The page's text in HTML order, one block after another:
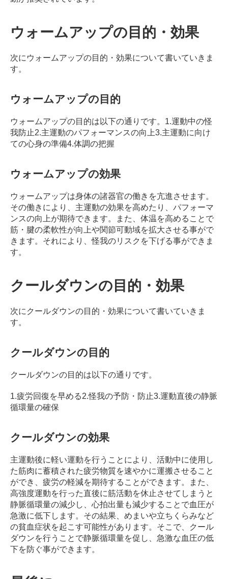
由
丘
ウォームアップの目的・効果
次にウォームアップの目的・効果について書いていきま
す。
ウォームアップの目的
ウォームアップの目的は以下の通りです。 1.運動中の怪
我防止2.主運動のパフォーマンスの向上3.主運動に向け
ての心身の準備4.体調の把握
ウォームアップの効果
ウォームアップは身体の諸器官の働きを亢進させます。
その働きにより、主運動の効果を高めたり、パフォーマ
ンスの向上が期待できます。
また、体温を高めることで
筋・腱の柔軟性が向上や関節可動域を拡大させる事がで
きます。 それにより、怪我のリスクを下げる事ができま
す。
クールダウンの目的・効果
次にクールダウンの目的・効果について書いていきま
す。
クールダウンの目的
クールダウンの目的は以下の通りです。
1.疲労回復を早める2.怪我の予防・防止3.運動直後の静脈
循環量の確保
クールダウンの効果
主運動後に軽い運動を行うことにより、活動中に使用し
た筋肉に蓄積された疲労物質を速やかに運搬させること
ができ、疲労の軽減を期待することができます。
また、
高強度運動を行った直後に筋活動を休止させてしまうと
静脈循環量の減少し、心拍出量も減少することで血圧が
急激に低下します。 その結果、めまいや立ちくらみなど
の貧血症状を起こす可能性があります。 そこで、クール
ダウンを行うことで静脈循環量を促し、急激な血圧の低
下を防ぐ事ができます。